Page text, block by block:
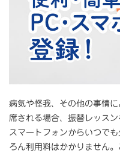
病気や怪我、その他の事情
席される場合、振替レッス
スマートフォンからいつで
ろん利用料はかかりません